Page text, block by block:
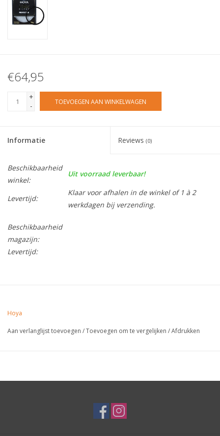
€64,95
+
-
TOEVOEGEN AAN WINKELWAGEN
Informatie Reviews (0)
Beschikbaarheid
winkel:
Uit voorraad leverbaar!
Levertijd:
Klaar voor afhalen in de winkel of 1 à 2
werkdagen bij verzending.
Beschikbaarheid
magazijn:
Levertijd:
Hoya
Aan verlanglijst toevoegen /Toevoegen om te vergelijken /Afdrukken